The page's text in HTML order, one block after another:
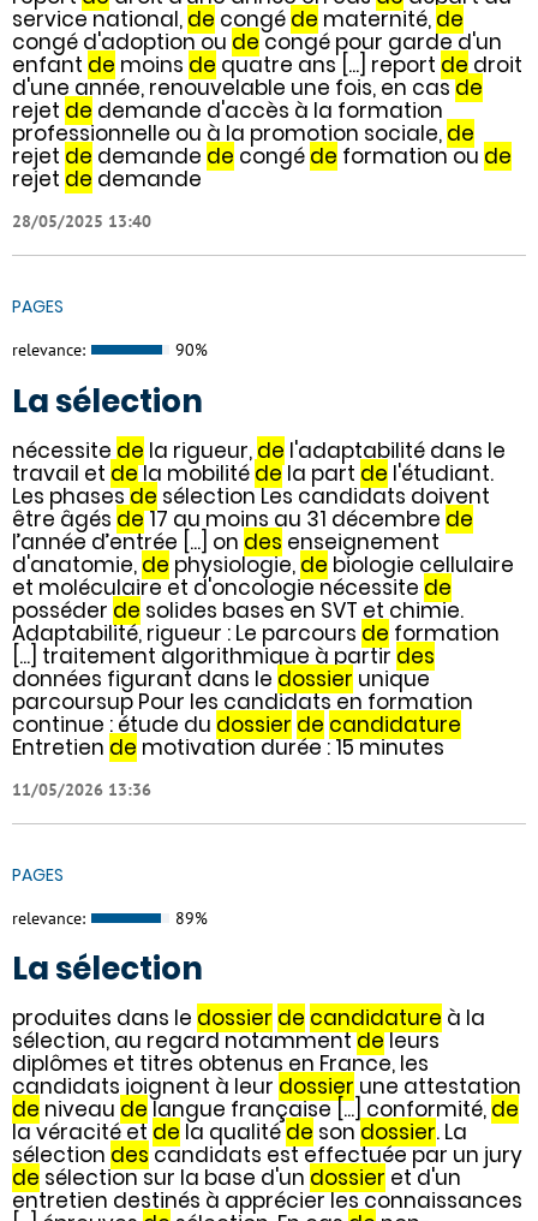
service national, de congé de maternité, de
congé d'adoption ou decongé pour garde d'un
enfant de moins de quatre ans [...] report de droit
d'une année, renouvelable une fois, en casde
rejet de demande d'accès à la formation
professionnelle ou à la promotion sociale, de
rejet de demande de congé de formation ou de
rejet de demande
28/05/2025 13:40
PAGES
relevance: 90%
La sélection
nécessite de la rigueur, de l'adaptabilité dans le
travail et dela mobilité dela part de l'étudiant.
Les phasesde sélection Les candidats doivent
être âgés de17 au moins au 31 décembre de
l’année d’entrée [...] on des enseignement
d'anatomie, de physiologie, de biologie cellulaire
et moléculaire et d'oncologie nécessite de
posséder de solides bases en SVT et chimie.
Adaptabilité, rigueur : Le parcours de formation
[...] traitement algorithmique à partir des
données figurant dans le dossier unique
parcoursup Pour les candidats en formation
continue : étude du dossier de candidature
Entretien de motivation durée : 15 minutes
11/05/2026 13:36
PAGES
relevance: 89%
La sélection
produites dans le dossier de candidature à la
sélection, au regard notammentdeleurs
diplômes et titres obtenus en France, les
candidats joignent à leur dossier une attestation
de niveau delangue française [...] conformité, de
la véracité et de la qualitéde son dossier. La
sélection descandidats est effectuée par un jury
de sélection sur la base d'un dossier et d'un
entretien destinés à apprécier les connaissances